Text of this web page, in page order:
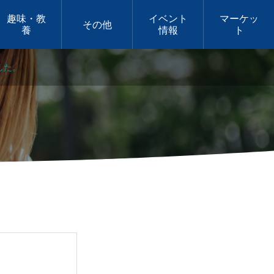
趣味・教
養
その他
イベント
情報
マーケッ
ト
定期開催
た。